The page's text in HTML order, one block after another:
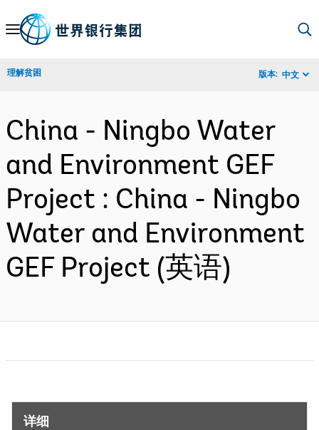
Skip
Navigation
理解贫困 版本: 中文
China - Ningbo Water
and Environment GEF
Project : China - Ningbo
Water and Environment
GEF Project (英语)
详细